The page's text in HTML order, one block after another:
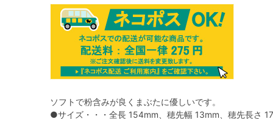
ソフトで粉含みが良くまぶたに優しいです。
●サイズ・・・全長 154mm、穂先幅 13mm、穂先長さ